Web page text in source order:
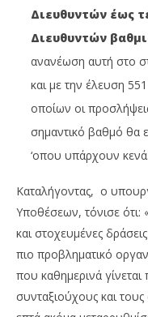
Διευθυντών έως
Διευθυντών
ανανέωση αυτή στο
και με την έλευση
οποίων οι
σημαντικό βαθμό θα
‘οπου υπάρχουν κενά.
Καταλήγοντας, ο
Υποθέσεων, τόνισε ότι:
και στοχευμένες
πιο προβληματικό
που καθημερινά γίνεται
συνταξιούχους και